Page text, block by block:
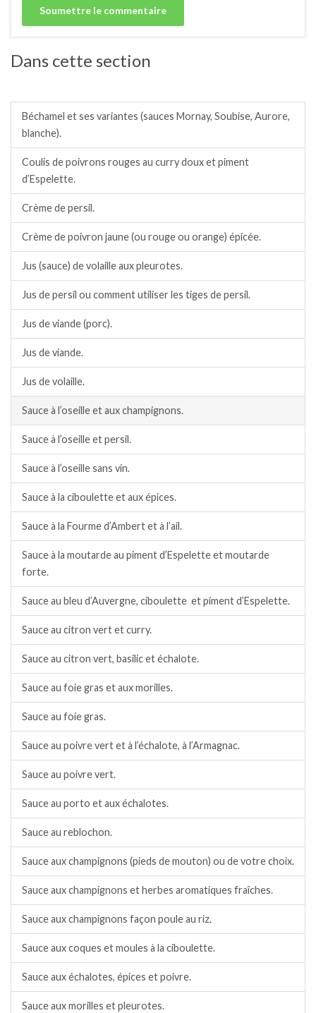
Dans cette section
Béchamel et ses variantes (sauces Mornay, Soubise, Aurore,
blanche).
Coulis de poivrons rouges au curry doux et piment
d’Espelette.
Crème de persil.
Crème de poivron jaune (ou rouge ou orange) épicée.
Jus (sauce) de volaille aux pleurotes.
Jus de persil ou comment utiliser les tiges de persil.
Jus de viande (porc).
Jus de viande.
Jus de volaille.
Sauce à l’oseille et aux champignons.
Sauce à l’oseille et persil.
Sauce à l’oseille sans vin.
Sauce à la ciboulette et aux épices.
Sauce à la Fourme d’Ambert et à l’ail.
Sauce à la moutarde au piment d’Espelette et moutarde
forte.
Sauce au bleu d’Auvergne, ciboulette et piment d’Espelette.
Sauce au citron vert et curry.
Sauce au citron vert, basilic et échalote.
Sauce au foie gras et aux morilles.
Sauce au foie gras.
Sauce au poivre vert et à l’échalote, à l’Armagnac.
Sauce au poivre vert.
Sauce au porto et aux échalotes.
Sauce au reblochon.
Sauce aux champignons (pieds de mouton) ou de votre choix.
Sauce aux champignons et herbes aromatiques fraîches.
Sauce aux champignons façon poule au riz.
Sauce aux coques et moules à la ciboulette.
Sauce aux échalotes, épices et poivre.
Sauce aux morilles et pleurotes.